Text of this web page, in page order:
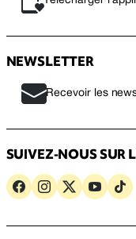
NEWSLETTER
Recevoir les
SUIVEZ-NOUS SUR